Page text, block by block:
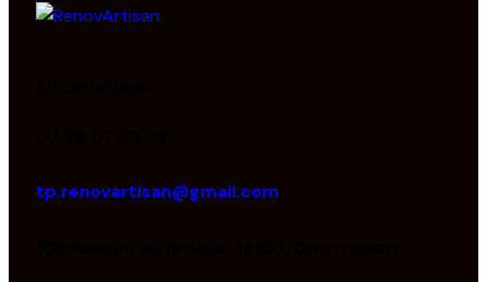
tp.renovartisan@gmail.com